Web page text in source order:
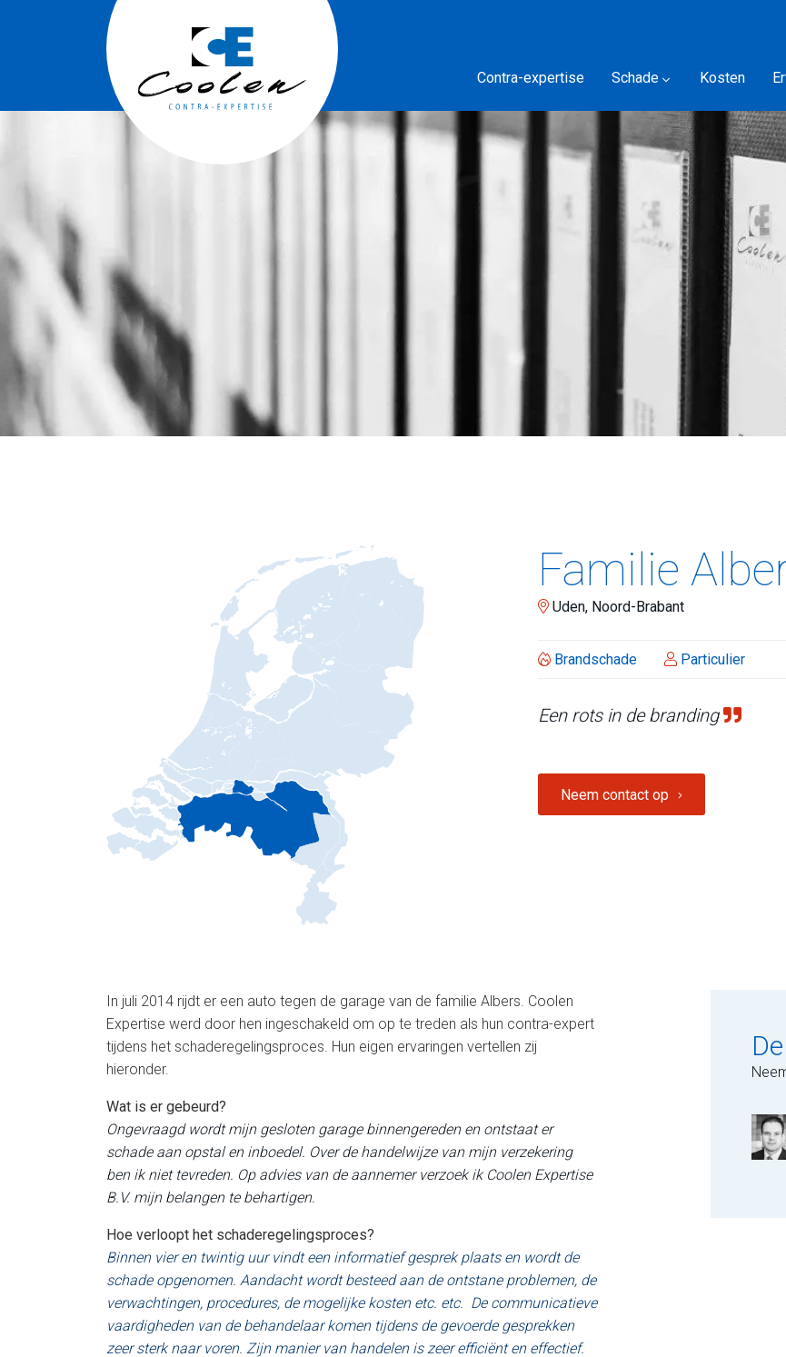
Contra-expertise Schade Kosten
Familie
Uden, Noord-Brabant
Brandschade Particulier
Een rots in de branding
Neem contact op
In juli 2014 rijdt er een auto tegen de garage van de familie Albers. Coolen
Expertise werd door hen ingeschakeld om op te treden als hun contra-expert
tijdens het schaderegelingsproces. Hun eigen ervaringen vertellen zij
hieronder.
Wat is er gebeurd?
Ongevraagd wordt mijn gesloten garage binnengereden en ontstaat er
schade aan opstal en inboedel. Over de handelwijze van mijn verzekering
ben ik niet tevreden. Op advies van de aannemer verzoek ik Coolen Expertise
B.V. mijn belangen te behartigen.
Hoe verloopt het schaderegelingsproces?
Binnen vier en twintig uur vindt een informatief gesprek plaats en wordt de
schade opgenomen. Aandacht wordt besteed aan de ontstane problemen, de
verwachtingen, procedures, de mogelijke kosten etc. etc. De communicatieve
vaardigheden van de behandelaar komen tijdens de gevoerde gesprekken
zeer sterk naar voren. Zijn manier van handelen is zeer efficiënt en effectief.